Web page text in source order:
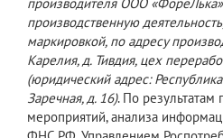
производственную
маркировкой, по адресу
Карелия, д. Тивдия, цех
(юридический адрес:
Заречная, д. 16). По результатам
мероприятий, анализа